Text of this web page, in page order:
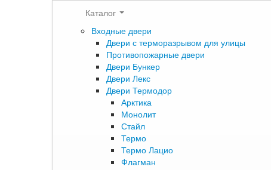
Каталог
Входные двери
Двери с терморазрывом для улицы
Противопожарные двери
Двери Бункер
Двери Лекс
Двери Термодор
Арктика
Монолит
Стайл
Термо
Термо Лацио
Флагман